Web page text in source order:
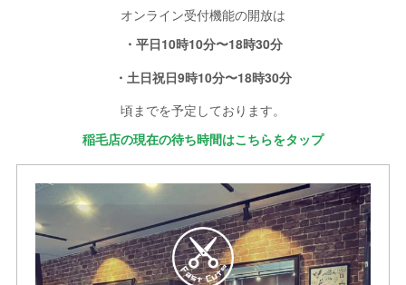
オンライン受付機能の開放は
・平日10時10分〜18時30分
・土日祝日9時10分〜18時30分
頃までを予定しております。
稲毛店の現在の待ち時間はこちらをタップ